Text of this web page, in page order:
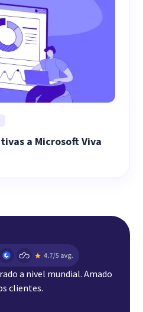
a Microsoft Viva
a nivel mundial. Amado
clientes.